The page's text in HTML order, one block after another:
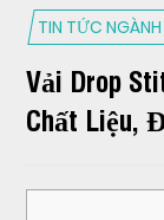
TIN TỨC NGÀNH
Vải Drop
Chất Liệu,